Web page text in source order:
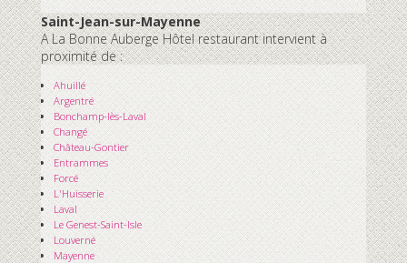
Saint-Jean-sur-Mayenne
A La Bonne Auberge Hôtel restaurant intervient à
proximité de :
Ahuillé
Argentré
Bonchamp-lès-Laval
Changé
Château-Gontier
Entrammes
Forcé
L'Huisserie
Laval
Le Genest-Saint-Isle
Louverné
Mayenne